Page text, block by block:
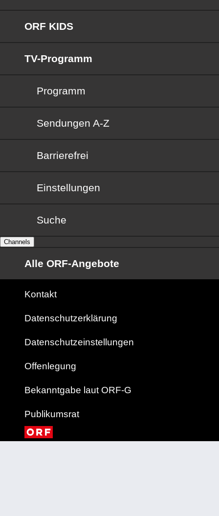
ORF KIDS
TV-Programm
Programm
Sendungen von A bis Z
Sendungen A-Z
Barrierefrei
Barrierefrei
Einstellungen
Suche
Channels
Alle ORF-Angebote
Kontakt
Datenschutzerklärung
Datenschutzeinstellungen
Offenlegung
Bekanntgabe laut ORF-G
Publikumsrat